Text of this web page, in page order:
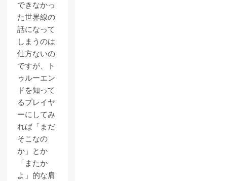
できなかっ
た世界線の
話になって
しまうのは
仕方ないの
ですが、ト
ゥルーエン
ドを知って
るプレイヤ
ーにしてみ
れば「まだ
そこなの
か」とか
「またか
よ」的な肩